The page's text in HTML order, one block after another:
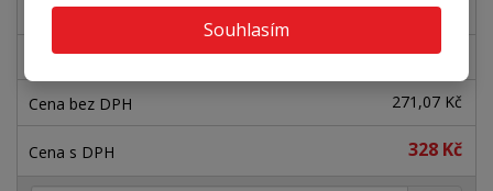
Souhlasím
W585-2,5m
SKLADEM U DODAVATELE
271,07 Kč
328 Kč